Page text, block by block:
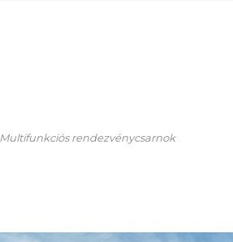
Multifunkciós rendezvénycsarnok